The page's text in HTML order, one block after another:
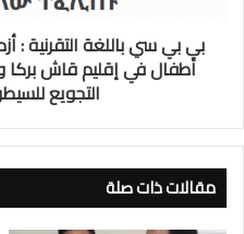
بي بي سي باللغة التقرنية :
أطفال في إقليم قاش بركا
التجويع
مقالات ذات صلة